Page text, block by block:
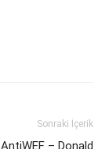
Sonraki İçerik
– Donald